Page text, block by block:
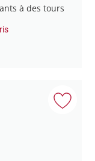
à des tours